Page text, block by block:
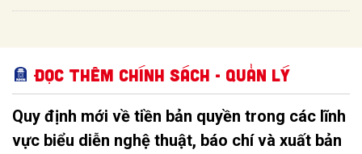
Đọc thêm Chính sách - Quản lý
Quy định mới về tiền bản quyền trong các lĩnh
vực biểu diễn nghệ thuật, báo chí và xuất bản